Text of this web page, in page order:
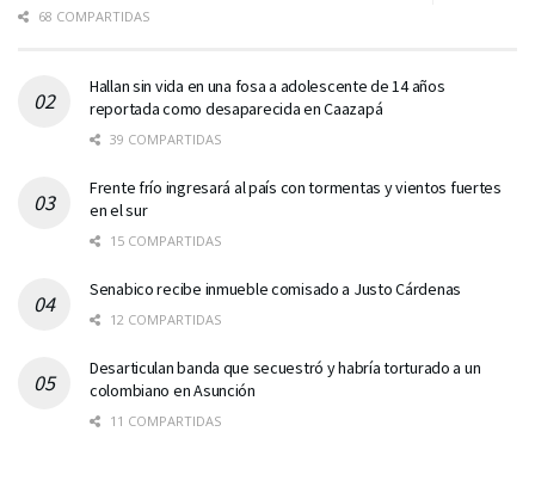
68 COMPARTIDAS
Hallan sin vida en una fosa a adolescente de 14 años
reportada como desaparecida en Caazapá
39 COMPARTIDAS
Frente frío ingresará al país con tormentas y vientos fuertes
en el sur
15 COMPARTIDAS
Senabico recibe inmueble comisado a Justo Cárdenas
12 COMPARTIDAS
Desarticulan banda que secuestró y habría torturado a un
colombiano en Asunción
11 COMPARTIDAS